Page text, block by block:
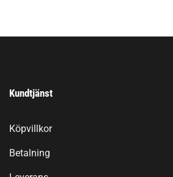
Kundtjänst
Köpvillkor
Betalning